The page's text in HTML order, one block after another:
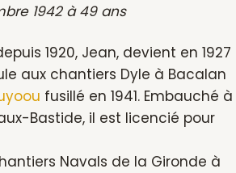
1942 à 49 ans
1920, Jean, devient en 1927
aux chantiers Dyle à Bacalan
fusillé en 1941. Embauché à
Bastide, il est licencié pour
Navals de la Gironde à